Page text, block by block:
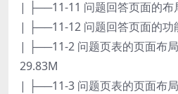
| ├──11-11 问题回答页面的布
| ├──11-12 问题回答页面的功
| ├──11-2 问题页表的页面布
29.83M
| ├──11-3 问题页表的页面布